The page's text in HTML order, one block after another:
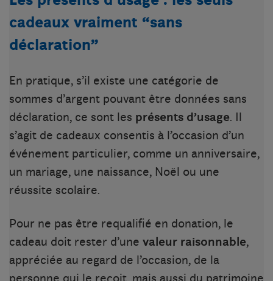
cadeaux vraiment “sans
déclaration”
En pratique, s’il existe une catégorie de
sommes d’argent pouvant être données sans
déclaration, ce sont les présents d’usage. Il
s’agit de cadeaux consentis à l’occasion d’un
événement particulier, comme un anniversaire,
un mariage, une naissance, Noël ou une
réussite scolaire.
Pour ne pas être requalifié en donation, le
cadeau doit rester d’une valeur raisonnable,
appréciée au regard de l’occasion, de la
personne qui le reçoit, mais aussi du patrimoine